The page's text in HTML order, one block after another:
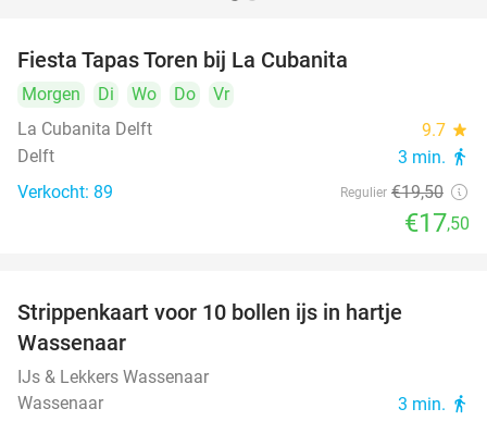
Fiesta Tapas Toren bij La Cubanita
Morgen Di Wo Do
Vr
La Cubanita Delft
9.7 star
Delft 3 min. directions_walk
Verkocht: 89 Regulier €19,50
€17,50
Strippenkaart voor 10 bollen ijs in hartje
Wassenaar
IJs & Lekkers Wassenaar
Wassenaar
3 min. directions_walk